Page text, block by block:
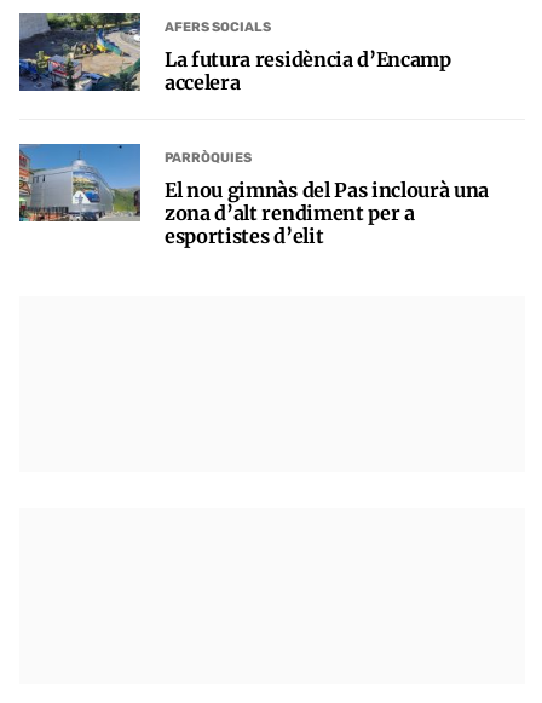
AFERS SOCIALS
La futura residència d’Encamp
accelera
PARRÒQUIES
El nou gimnàs del Pas inclourà una
zona d’alt rendiment per a
esportistes d’elit